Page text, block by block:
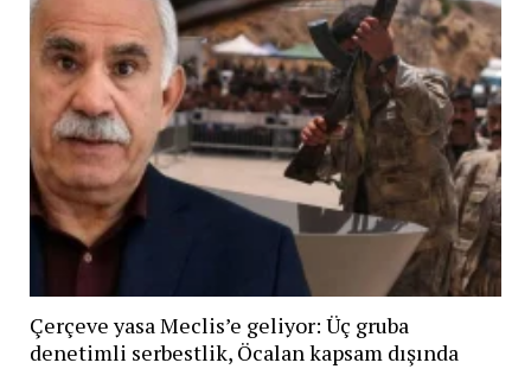
Çerçeve yasa Meclis’e geliyor: Üç gruba
denetimli serbestlik, Öcalan kapsam dışında